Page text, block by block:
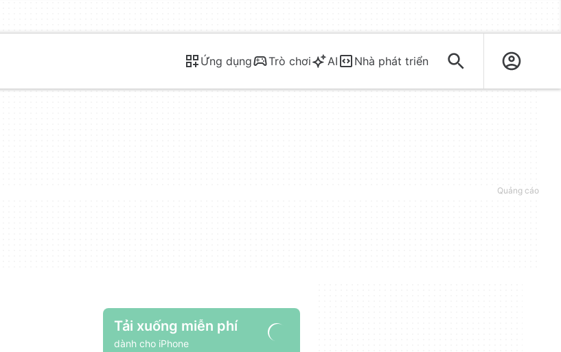
Ứng dụng Trò chơi AI Nhà phát triển
Tải xuống miễn phí
dành cho iPhone